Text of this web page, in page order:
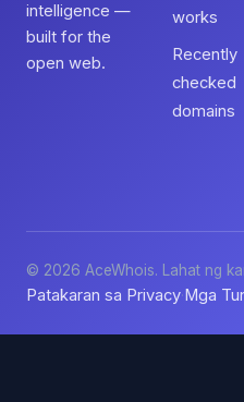
intelligence —
built for the
open web.
works
Recently
checked
domains
© 2026 AceWhois. Lahat ng
Patakaran sa Privacy·Mga